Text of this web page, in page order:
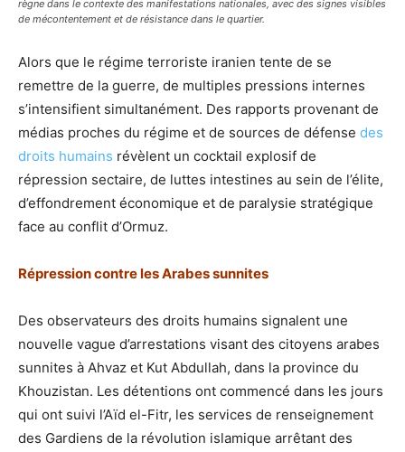
règne dans le contexte des manifestations nationales, avec des signes visibles
de mécontentement et de résistance dans le quartier.
Alors que le régime terroriste iranien tente de se
remettre de la guerre, de multiples pressions internes
s’intensifient simultanément. Des rapports provenant de
médias proches du régime et de sources de défense des
droits humains révèlent un cocktail explosif de
répression sectaire, de luttes intestines au sein de l’élite,
d’effondrement économique et de paralysie stratégique
face au conflit d’Ormuz.
Répression contre les Arabes sunnites
Des observateurs des droits humains signalent une
nouvelle vague d’arrestations visant des citoyens arabes
sunnites à Ahvaz et Kut Abdullah, dans la province du
Khouzistan. Les détentions ont commencé dans les jours
qui ont suivi l’Aïd el-Fitr, les services de renseignement
des Gardiens de la révolution islamique arrêtant des